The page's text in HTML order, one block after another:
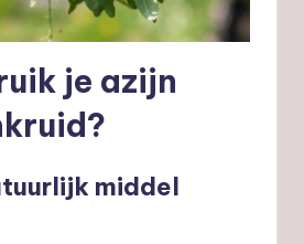
je azijn
middel